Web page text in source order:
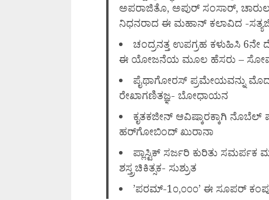
ಅಪರಾಜಿತೊ, ಅಪುರ್ ಸಂಸಾರ್,
ನಿಧನರಾದ ಈ ಮಹಾನ್ ಕಲಾವಿದ -
ಚಂದ್ರನತ್ತ ಉಪಗ್ರಹ ಕಳುಹಿಸಿ
ಈ ಯೋಜನೆಯ ಮೂಲ ಹೆಸರು –
ಪೈಥಾಗೋರಸ್ ಪ್ರಮೇಯವನ್ನು
ರೇಖಾಗಣಿತಜ್ಞ- ಬೋಧಾಯನ
ಕೃತಕಜೀನ್ ಆವಿಷ್ಕಾರಕ್ಕಾಗಿ ನೊಬೆಲ್
ಹರ್‌ಗೋಬಿಂದ್ ಖುರಾನಾ
ಪ್ಲಾಸ್ಟಿಕ್ ಸರ್ಜರಿ ಕುರಿತು ಸಮರ್ಪಕ
ಶಸ್ತ್ರಚಿಕಿತ್ಸಕ- ಸುಶ್ರುತ
’ಪರಮ್-1೦,೦೦೦’ ಈ ಸೂಪರ್